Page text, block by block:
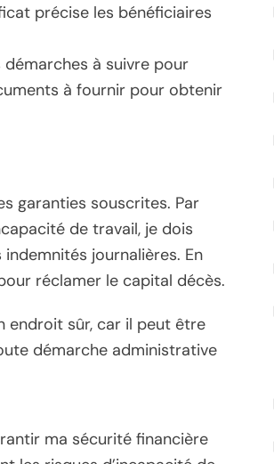
précise les bénéficiaires
démarches à suivre pour
à fournir pour obtenir
garanties souscrites. Par
de travail, je dois
journalières. En
réclamer le capital décès.
endroit sûr, car il peut être
démarche administrative
ma sécurité financière